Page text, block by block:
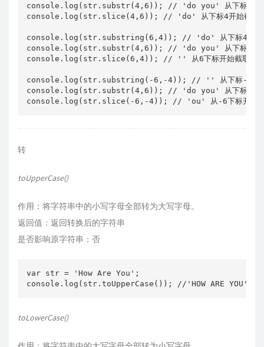
console.log(str.substr(4,6)); // 'do you' 从下标4开始
console.log(str.slice(4,6)); // 'do' 从下标4开始截取到下
console.log(str.substring(6,4)); // 'do' 从下标4开始截取到下
console.log(str.substr(4,6)); // 'do you' 从下标4开始
console.log(str.slice(6,4)); // '' 从6下标开始截取到4下标，
console.log(str.substring(-6,-4)); // '' 从下标-6开始截取
console.log(str.substr(4,6)); // 'do you' 从下标4开始
转
toUpperCase()
作用：将字符串中的小写字母全部转为大写字母。
返回值：返回转换后的字符串
是否影响原字符串：否
var str = 'How Are You';
toLowerCase()